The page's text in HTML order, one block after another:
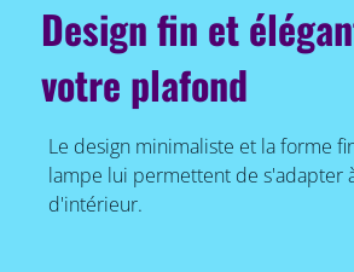
Design fin et
votre plafond
Le design minimaliste et la forme
lampe lui permettent de s'adapter
d'intérieur.